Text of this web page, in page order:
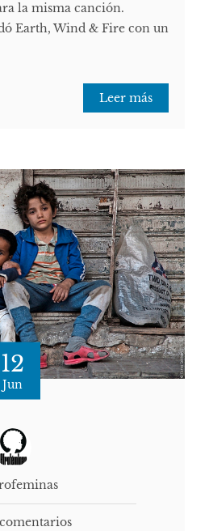
la misma canción.
Earth, Wind & Fire con un
Leer más
12
Jun